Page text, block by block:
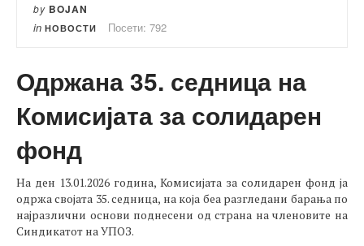
by BOJAN
in НОВОСТИ Посети: 792
Одржана 35. седница на
Комисијата за солидарен
фонд
На ден 13.01.2026 година, Комисијата за солидарен фонд ја
одржа својата 35. седница, на која беа разгледани барања по
најразлични основи поднесени од страна на членовите на
Синдикатот на УПОЗ.